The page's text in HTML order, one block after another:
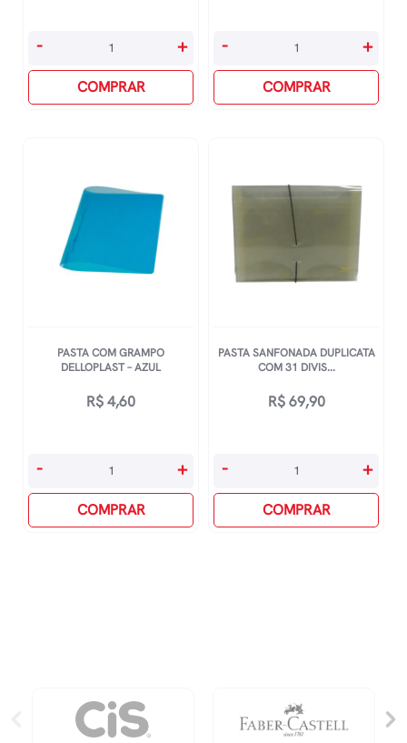
PlÁstico
MÉdio
172x231mm
quantidade
- +
COMPRAR
Indice
quantidade
- +
COMPRAR
PASTA COM GRAMPO
DELLOPLAST – AZUL
R$4,60
Pasta
Grampo
Delloplast
- +
COMPRAR
PASTA SANFONADA DUPLICATA
COM 31 DIVIS...
R$69,90
Pasta
Duplicata
Com
- +
COMPRAR